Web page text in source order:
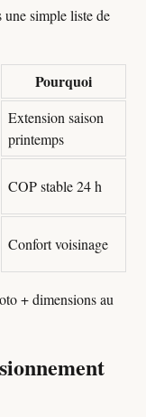
simple liste de
Pourquoi
Extension saison
printemps
COP stable 24 h
Confort voisinage
+ dimensions au